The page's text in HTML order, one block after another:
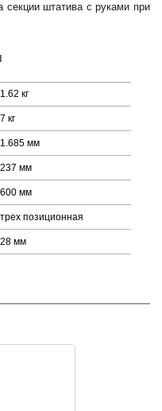
секции штатива с руками при
1.62 кг
7 кг
1.685 мм
237 мм
600 мм
трех позиционная
28 мм